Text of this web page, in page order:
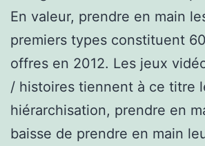
En valeur, prendre en main
premiers types constituent
offres en 2012. Les jeux
/ histoires tiennent à ce titre
hiérarchisation, prendre en
baisse de prendre en main